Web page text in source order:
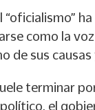
como la voz
de sus causas
terminar
el